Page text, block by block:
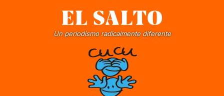
Un periodismo radicalmente diferente